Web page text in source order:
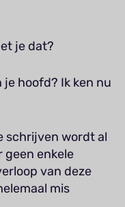
dat?
Ik ken nu
schrijven wordt al
geen enkele
van deze
mis